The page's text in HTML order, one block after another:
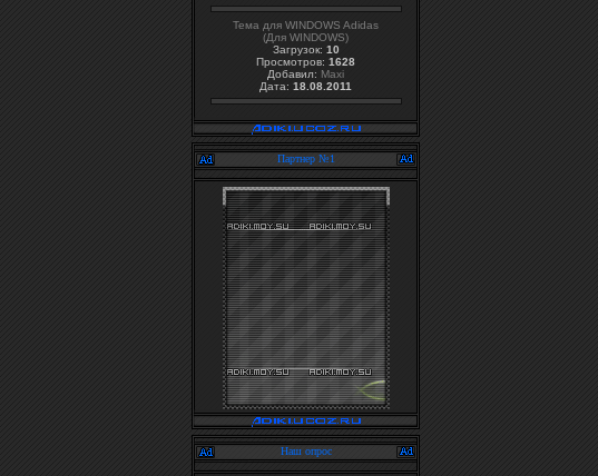
Тема для WINDOWS Adidas
(Для WINDOWS)
Загрузок: 10
Просмотров: 1628
Добавил: Maxi
Дата: 18.08.2011
Партнер №1
Наш опрос